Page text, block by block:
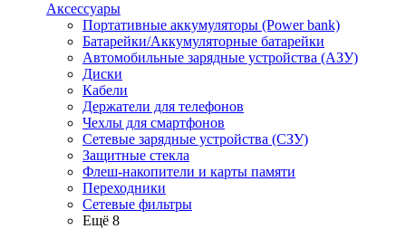
Аксессуары
Портативные аккумуляторы (Power bank)
Батарейки/Аккумуляторные батарейки
Автомобильные зарядные устройства (АЗУ)
Диски
Кабели
Держатели для телефонов
Чехлы для смартфонов
Сетевые зарядные устройства (СЗУ)
Защитные стекла
Флеш-накопители и карты памяти
Переходники
Сетевые фильтры
Ещё 8